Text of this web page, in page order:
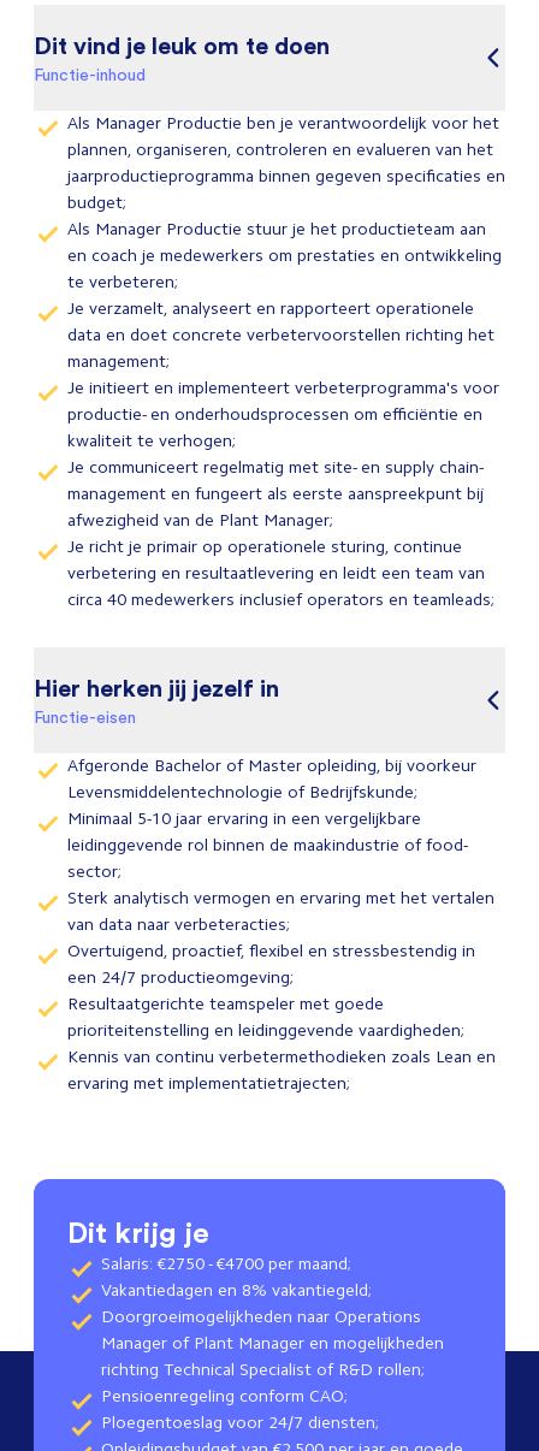
Dit vind je leuk om te doen
Functie-inhoud
Als Manager Productie ben je verantwoordelijk voor het
plannen, organiseren, controleren en evalueren van het
jaarproductieprogramma binnen gegeven specificaties en
budget;
Als Manager Productie stuur je het productieteam aan
en coach je medewerkers om prestaties en ontwikkeling
te verbeteren;
Je verzamelt, analyseert en rapporteert operationele
data en doet concrete verbetervoorstellen richting het
management;
Je initieert en implementeert verbeterprogramma's voor
productie- en onderhoudsprocessen om efficiëntie en
kwaliteit te verhogen;
Je communiceert regelmatig met site- en supply chain-
management en fungeert als eerste aanspreekpunt bij
afwezigheid van de Plant Manager;
Je richt je primair op operationele sturing, continue
verbetering en resultaatlevering en leidt een team van
circa 40 medewerkers inclusief operators en teamleads;
Hier herken jij jezelf in
Functie-eisen
Afgeronde Bachelor of Master opleiding, bij voorkeur
Levensmiddelentechnologie of Bedrijfskunde;
Minimaal 5-10 jaar ervaring in een vergelijkbare
leidinggevende rol binnen de maakindustrie of food-
sector;
Sterk analytisch vermogen en ervaring met het vertalen
van data naar verbeteracties;
Overtuigend, proactief, flexibel en stressbestendig in
een 24/7 productieomgeving;
Resultaatgerichte teamspeler met goede
prioriteitenstelling en leidinggevende vaardigheden;
Kennis van continu verbetermethodieken zoals Lean en
ervaring met implementatietrajecten;
Dit krijg je
Salaris: €2750 - €4700 per maand;
Vakantiedagen en 8% vakantiegeld;
Doorgroeimogelijkheden naar Operations
Manager of Plant Manager en mogelijkheden
richting Technical Specialist of R&D rollen;
Pensioenregeling conform CAO;
Ploegentoeslag voor 24/7 diensten;